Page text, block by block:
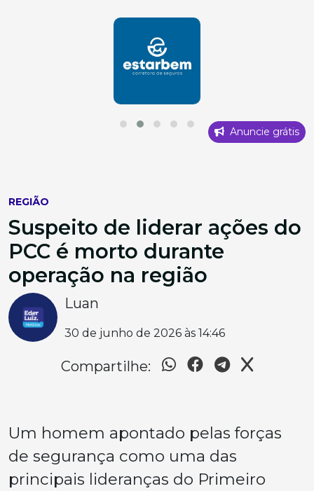
Anuncie grátis
REGIÃO
Suspeito de liderar ações do
PCC é morto durante
operação na região
Luan
30 de junho de 2026 às 14:46
Compartilhe:
Um homem apontado pelas forças
de segurança como uma das
principais lideranças do Primeiro